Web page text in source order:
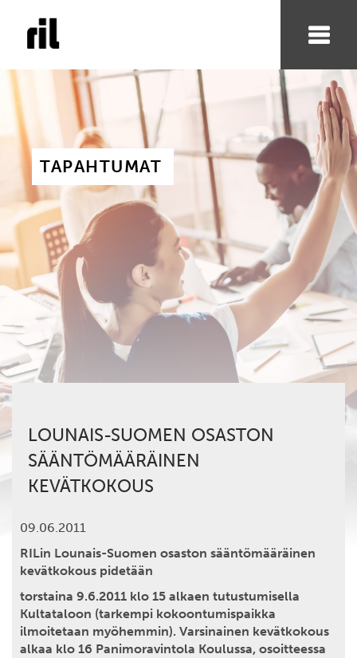
TAPAHTUMAT
LOUNAIS-SUOMEN OSASTON
SÄÄNTÖMÄÄRÄINEN
KEVÄTKOKOUS
09.06.2011
RILin Lounais-Suomen osaston sääntömääräinen
kevätkokous pidetään
torstaina 9.6.2011 klo 15 alkaen tutustumisella
Kultataloon (tarkempi kokoontumispaikka
ilmoitetaan myöhemmin). Varsinainen kevätkokous
alkaa klo 16 Panimoravintola Koulussa, osoitteessa